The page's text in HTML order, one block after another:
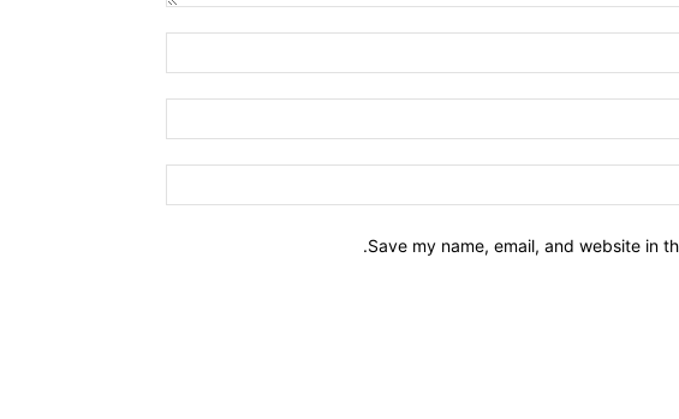
Save my name, email, and website in